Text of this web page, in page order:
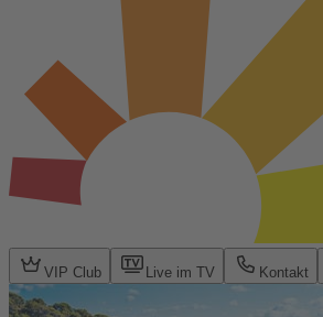
VIP Club Live im TV Kontakt